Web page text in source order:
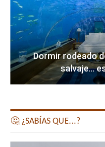
Dormir rodeado
salvaje…
🤔 ¿SABÍAS QUE...?